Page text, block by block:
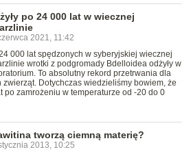
po 24 000 lat w wiecznej
2021, 11:42
000 lat spędzonych w syberyjskiej wiecznej
wrotki z podgromady Bdelloidea odżyły w
To absolutny rekord przetrwania dla
zwierząt. Dotychczas wiedzieliśmy bowiem, że
po zamrożeniu w temperaturze od -20 do 0
tworzą ciemną materię?
2013, 10:25